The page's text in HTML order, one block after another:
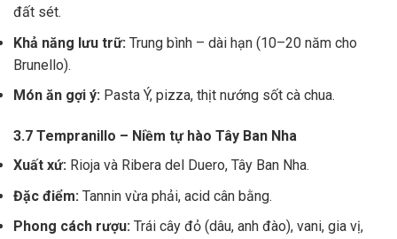
đất sét.
Khả năng lưu trữ: Trung bình – dài hạn (10–20 năm cho
Brunello).
Món ăn gợi ý: Pasta Ý, pizza, thịt nướng sốt cà chua.
3.7 Tempranillo – Niềm tự hào Tây Ban Nha
Xuất xứ: Rioja và Ribera del Duero, Tây Ban Nha.
Đặc điểm: Tannin vừa phải, acid cân bằng.
Phong cách rượu: Trái cây đỏ (dâu, anh đào), vani, gia vị,